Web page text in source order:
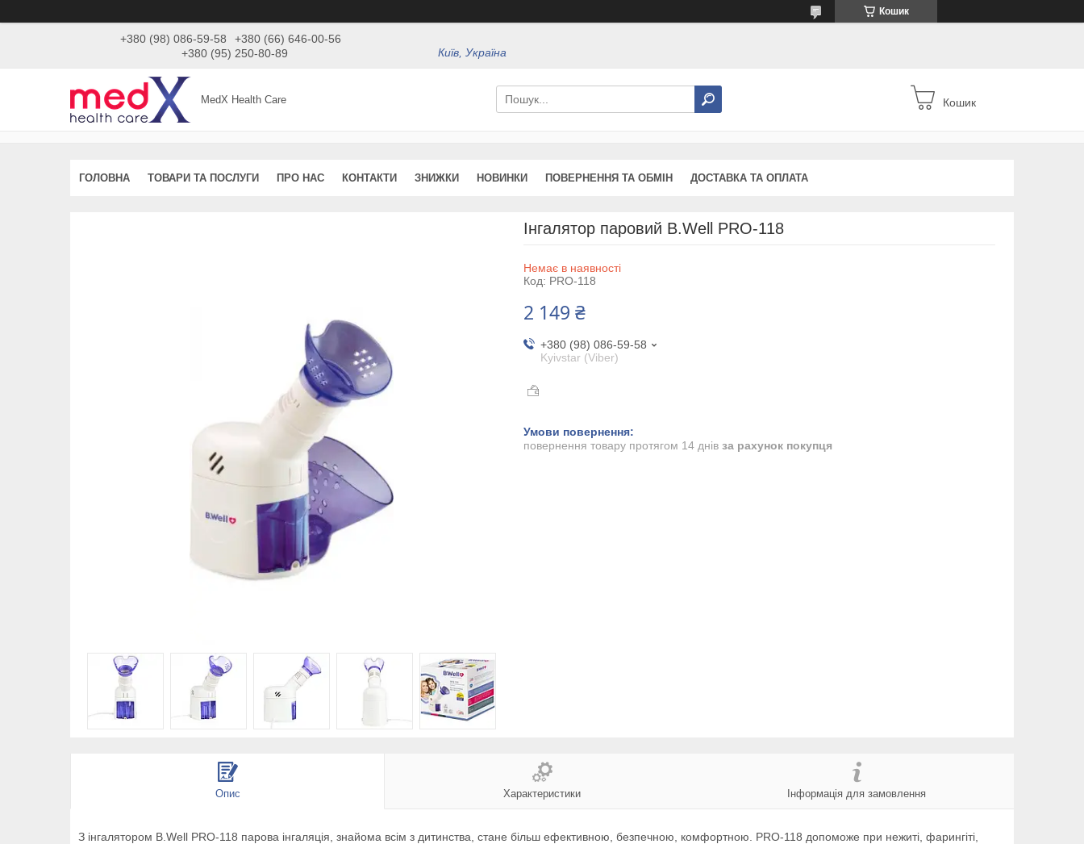
Кошик
+380 (98) 086-59-58
+380 (66) 646-00-56
+380 (95) 250-80-89
Київ, Україна
MedX Health Care Кошик
ГОЛОВНА ТОВАРИ ТА ПОСЛУГИ ПРО НАС КОНТАКТИ ЗНИЖКИ НОВИНКИ ПОВЕРНЕННЯ ТА ОБМІН ДОСТАВКА ТА ОПЛАТА
Інгалятор паровий B.Well PRO-118
Немає в наявності
Код: PRO-118
2 149 ₴
+380 (98) 086-59-58
Kyivstar (Viber)
повернення товару протягом 14 днів за рахунок покупця
Опис Характеристики Інформація для замовлення
З інгалятором B.Well PRO-118 парова інгаляція, знайома всім з дитинства, стане більш ефективною, безпечною, комфортною. PRO-118 допоможе при нежиті, фарингіті,